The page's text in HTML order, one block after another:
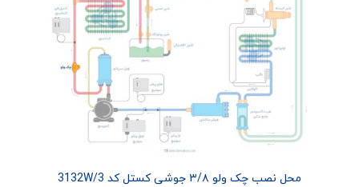
محل نصب چک ولو ۳/۸ جوشی کستل کد 3132W/3